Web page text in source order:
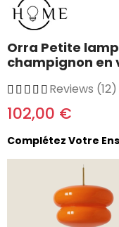
Orra Petite
champignon en
Reviews (12)
102,00 €
Complétez Votre